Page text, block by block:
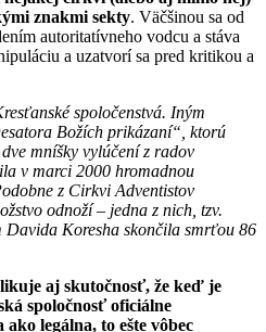
znakmi sekty. Väčšinou sa od
autoritatívneho vodcu a stáva
a uzatvorí sa pred kritikou a
spoločenstvá. Iným
Božích prikázaní“, ktorú
mníšky vylúčení z radov
v marci 2000 hromadnou
z Cirkvi Adventistov
odnoží – jedna z nich, tzv.
Davida Koresha skončila smrťou 86
aj skutočnosť, že keď je
spoločnosť oficiálne
legálna, to ešte vôbec